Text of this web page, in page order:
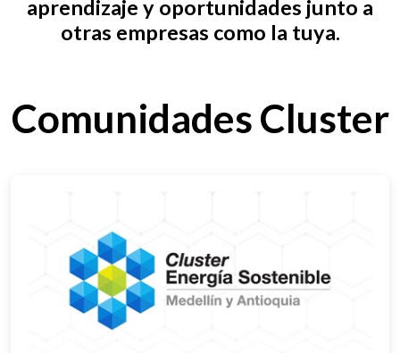
aprendizaje y oportunidades junto a
otras empresas como la tuya.
Comunidades Cluster